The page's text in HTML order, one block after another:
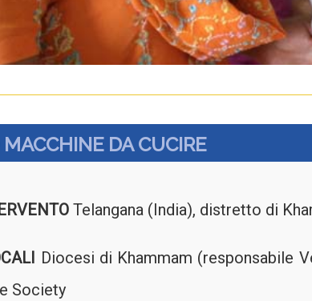
DA CUCIRE
Telangana (India), distretto di
Diocesi di Khammam (responsabile
Society